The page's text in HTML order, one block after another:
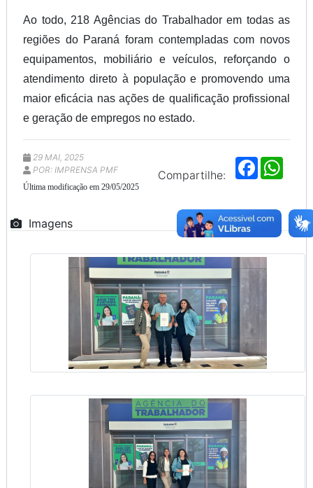
Ao todo, 218 Agências do Trabalhador em todas as
regiões do Paraná foram contempladas com novos
equipamentos, mobiliário e veículos, reforçando o
atendimento direto à população e promovendo uma
maior eficácia nas ações de qualificação profissional
e geração de empregos no estado.
Compartilhe:
F
a
b
o
k
A
p
29 MAI, 2025
POR: IMPRENSA PMF
Última modificação em 29/05/2025
Imagens